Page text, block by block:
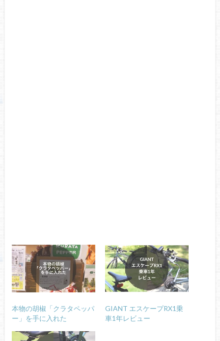
本物の胡椒「クラタペッパ
ー」を手に入れた
GIANT エスケープRX1乗
車1年レビュー